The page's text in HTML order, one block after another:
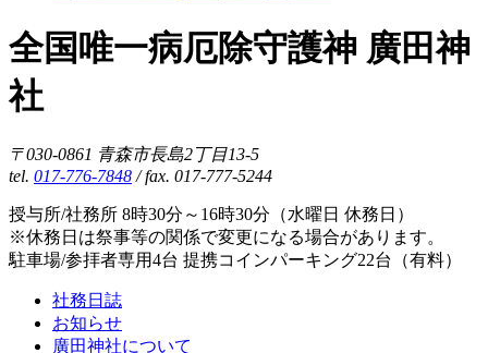
全国唯一病厄除守護神 廣田神
社
〒030-0861 青森市長島2丁目13-5
tel. 017-776-7848 / fax. 017-777-5244
授与所/社務所 8時30分～16時30分（水曜日 休務日）
※休務日は祭事等の関係で変更になる場合があります。
駐車場/参拝者専用4台 提携コインパーキング22台（有料）
社務日誌
お知らせ
廣田神社について